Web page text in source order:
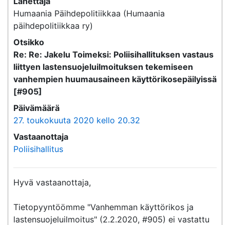
Humaania Päihdepolitiikkaa (Humaania
päihdepolitiikkaa ry)
Otsikko
Re: Re: Jakelu Toimeksi: Poliisihallituksen vastaus
liittyen lastensuojeluilmoituksen tekemiseen
vanhempien huumausaineen käyttörikosepäilyissä
[#905]
Päivämäärä
27. toukokuuta 2020 kello 20.32
Vastaanottaja
Poliisihallitus
Hyvä vastaanottaja,
Tietopyyntöömme "Vanhemman käyttörikos ja
lastensuojeluilmoitus" (2.2.2020, #905) ei vastattu